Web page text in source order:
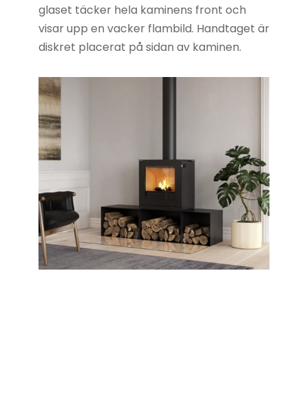
glaset täcker hela kaminens front och
visar upp en vacker flambild. Handtaget är
diskret placerat på sidan av kaminen.